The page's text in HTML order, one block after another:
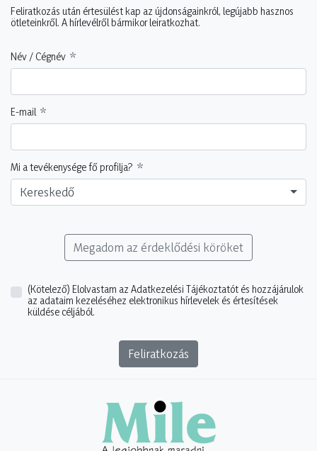
Feliratkozás után értesülést kap az újdonságainkról, legújabb hasznos
ötleteinkről. A hírlevélről bármikor leiratkozhat.
Név / Cégnév
E-mail
Mi a tevékenysége fő profilja?
Kereskedő
Megadom az érdeklődési köröket
(Kötelező) Elolvastam az Adatkezelési Tájékoztatót és hozzájárulok
az adataim kezeléséhez elektronikus hírlevelek és értesítések
küldése céljából.
Feliratkozás